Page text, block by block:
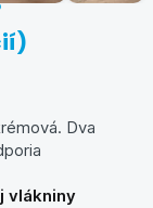
Dva
vlákniny